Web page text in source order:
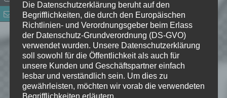
Datenschutzerklärungzur
Kenntnis genommen. Ich stimme
zu, dass meine Angaben dauerhaft
gespeichert werden.
Benachrichtige mich über
nachfolgende Kommentare via E-
Die Datenschutzerklärung beruht auf den
Begrifflichkeiten, die durch den Europäischen
Richtlinien- und Verordnungsgeber beim Erlass
der Datenschutz-Grundverordnung (DS-GVO)
verwendet wurden. Unsere Datenschutzerklärung
soll sowohl für die Öffentlichkeit als auch für
unsere Kunden und Geschäftspartner einfach
lesbar und verständlich sein. Um dies zu
gewährleisten, möchten wir vorab die verwendeten
Begrifflichkeiten erläutern.